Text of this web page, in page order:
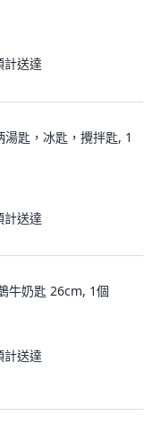
計送達
匙，冰匙，攪拌匙, 1
計送達
牛奶匙 26cm, 1個
計送達